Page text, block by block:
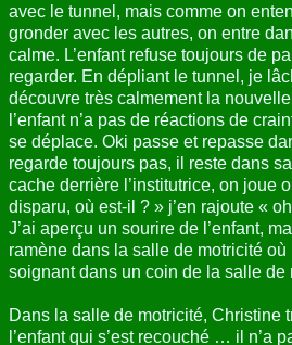
avec le tunnel, mais comme on
gronder avec les autres, on entre
calme. L’enfant refuse toujours de
regarder. En dépliant le tunnel, je
découvre très calmement la
l’enfant n’a pas de réactions de
se déplace. Oki passe et repasse
regarde toujours pas, il reste dans
cache derrière l’institutrice, on joue
disparu, où est-il ? » j’en rajoute «
J’ai aperçu un sourire de l’enfant,
ramène dans la salle de motricité où
soignant dans un coin de la salle de
Dans la salle de motricité, Christine
l’enfant qui s’est recouché … il n’a